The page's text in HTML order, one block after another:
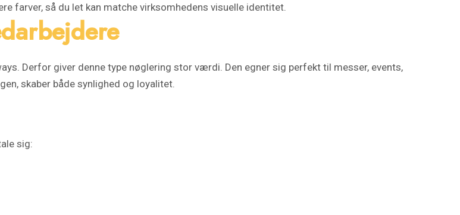
farver, så du let kan matche virksomhedens visuelle identitet.
Derfor giver denne type nøglering stor værdi. Den egner sig perfekt til messer, events,
skaber både synlighed og loyalitet.
sig: